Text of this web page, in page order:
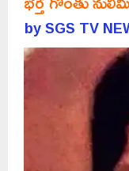
bySGS TV